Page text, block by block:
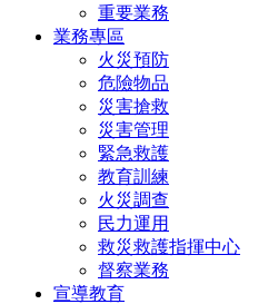
重要業務
業務專區
火災預防
危險物品
災害搶救
災害管理
緊急救護
教育訓練
火災調查
民力運用
救災救護指揮中心
督察業務
宣導教育